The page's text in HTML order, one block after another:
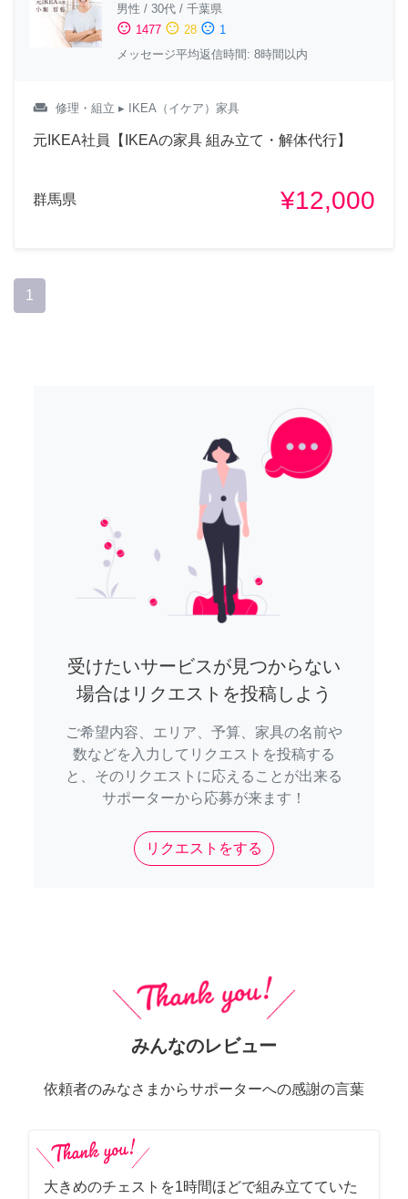
男性 / 30代 / 千葉県
sentiment_satisfied 1477 sentiment_neutral 28 sentiment_dissatisfied 1
メッセージ平均返信時間: 8時間以内
weekend 修理・組立 ▸ IKEA（イケア）家具
元IKEA社員【IKEAの家具 組み立て・解体代行】
群馬県 ¥12,000
1
受けたいサービスが見つからない
場合はリクエストを投稿しよう
ご希望内容、エリア、予算、家具の名前や
数などを入力してリクエストを投稿する
と、そのリクエストに応えることが出来る
サポーターから応募が来ます！
リクエストをする
みんなのレビュー
依頼者のみなさまからサポーターへの感謝の言葉
大きめのチェストを1時間ほどで組み立てていた